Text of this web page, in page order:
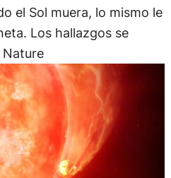
el Sol muera, lo mismo le
Los hallazgos se
Nature